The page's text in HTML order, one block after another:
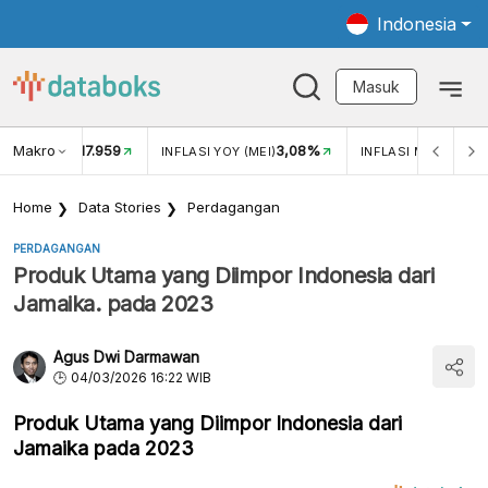
Indonesia
Masuk
Makro
USD/IDR 17.959 INFLASI YOY (MEI)3,08% INFLASI MOM (MEI)
Home Data Stories Perdagangan
PERDAGANGAN
Produk Utama yang Diimpor Indonesia dari
Jamaika. pada 2023
Agus Dwi Darmawan
04/03/2026 16:22 WIB
Produk Utama yang Diimpor Indonesia dari
Jamaika pada 2023